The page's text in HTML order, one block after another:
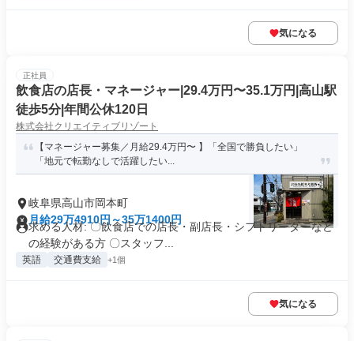
気になる
正社員
飲食店の店長・マネージャー|29.4万円〜35.1万円|高山駅
徒歩5分|年間公休120日
株式会社クリエイティブリゾート
【マネージャー募集／月給29.4万円〜 】「全国で勝負したい」
「地元で転勤なしで活躍したい...
岐阜県高山市岡本町
月給29万4910円～35万1400円
求める人材: 〇飲食店での店長・副店長・シフトリーダーなど
の経験がある方 〇スタッフ...
英語 交通費支給 +1個
気になる